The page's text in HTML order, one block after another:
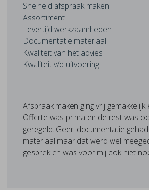
Snelheid afspraak maken
Assortiment
Levertijd werkzaamheden
Documentatie materiaal
Kwaliteit van het advies
Kwaliteit v/d uitvoering
Afspraak maken ging vrij gemakkelijk
Offerte was prima en de rest was
geregeld. Geen documentatie
materiaal maar dat werd wel
gesprek en was voor mij ook niet